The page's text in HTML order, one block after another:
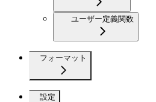
ユーザー定義関数
フォーマット
設定